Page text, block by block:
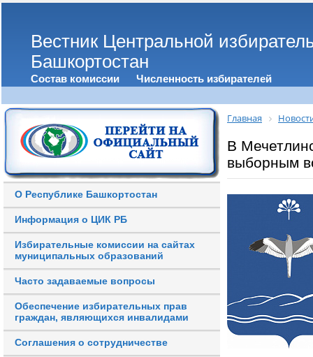
Вестник Центральной
Башкортостан
Состав комиссии Численность избирателей
О Республике Башкортостан
Информация о ЦИК РБ
Избирательные комиссии на сайтах
муниципальных образований
Часто задаваемые вопросы
Обеспечение избирательных прав
граждан, являющихся инвалидами
Соглашения о сотрудничестве
Главная
В
выборным